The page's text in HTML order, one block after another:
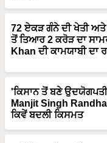
72 ਏਕੜ ਗੰਨੇ ਦੀ ਖੇਤੀ
ਤੋਂ ਤਿਆਰ 2 ਕਰੋੜ ਦਾ
Khan ਦੀ ਕਾਮਯਾਬੀ ਦਾ
'ਕਿਸਾਨ ਤੋਂ ਬਣੇ
Manjit Singh
ਕਿਵੇਂ ਬਦਲੀ ਕਿਸਮਤ